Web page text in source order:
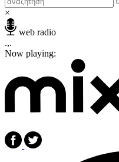
×
web radio
.,.
Now playing: